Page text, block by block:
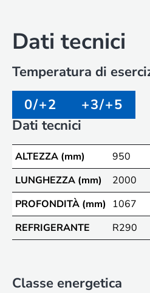
Dati tecnici
Temperatura di
0/+2
+3/+5
Dati tecnici
ALTEZZA (mm)
950
LUNGHEZZA (mm)
2000
PROFONDITÀ (mm) 1067
REFRIGERANTE
R290
Classe energetica